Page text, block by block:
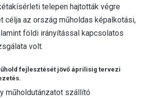
telepen hajtották végre
célja az ország műholdas képalkotási,
földi irányítással kapcsolatos
volt.
fejlesztését jövő áprilisig tervezi
műholdutánzatot szállító